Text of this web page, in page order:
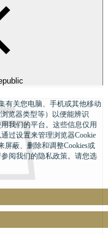
有关您电脑、手机或其他移动
览器类型等）以便能辨识
我们的平台。这些信息仅用
过设置来管理浏览器Cookie
屏蔽、删除和调整Cookies或
阅我们的隐私政策。请您选